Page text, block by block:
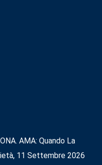
AMA: Quando La
11 Settembre 2026